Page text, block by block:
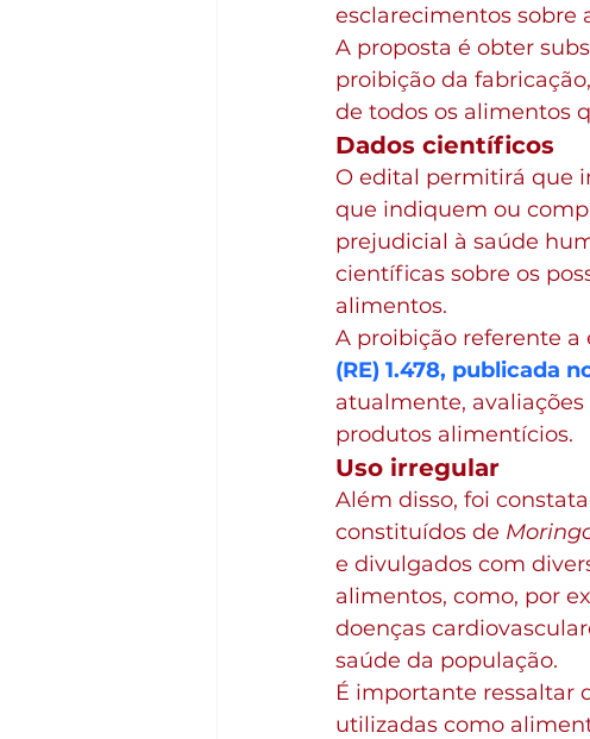
esclarecimentos sobre
A proposta é obter
proibição da
de todos os alimentos
Dados científicos
O edital permitirá que
que indiquem ou
prejudicial à saúde
científicas sobre os
alimentos.
A proibição referente a
(RE) 1.478, publicada
atualmente,
produtos alimentícios.
Uso irregular
Além disso, foi
constituídos de
e divulgados com
alimentos, como, por
doenças
saúde da população.
É importante ressaltar
utilizadas como